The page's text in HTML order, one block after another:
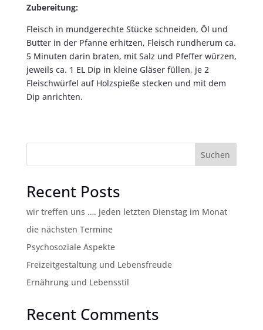
Zubereitung:
Fleisch in mundgerechte Stücke schneiden, Öl und
Butter in der Pfanne erhitzen, Fleisch rundherum ca.
5 Minuten darin braten, mit Salz und Pfeffer würzen,
jeweils ca. 1 EL Dip in kleine Gläser füllen, je 2
Fleischwürfel auf Holzspieße stecken und mit dem
Dip anrichten.
Suchen
Recent Posts
wir treffen uns …. jeden letzten Dienstag im Monat
die nächsten Termine
Psychosoziale Aspekte
Freizeitgestaltung und Lebensfreude
Ernährung und Lebensstil
Recent Comments